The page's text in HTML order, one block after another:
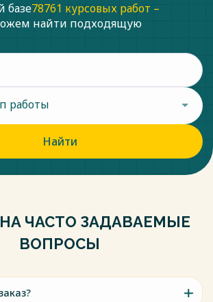
базе78761 курсовых работ –
найти подходящую
работы
Найти
ЧАСТО ЗАДАВАЕМЫЕ
ВОПРОСЫ